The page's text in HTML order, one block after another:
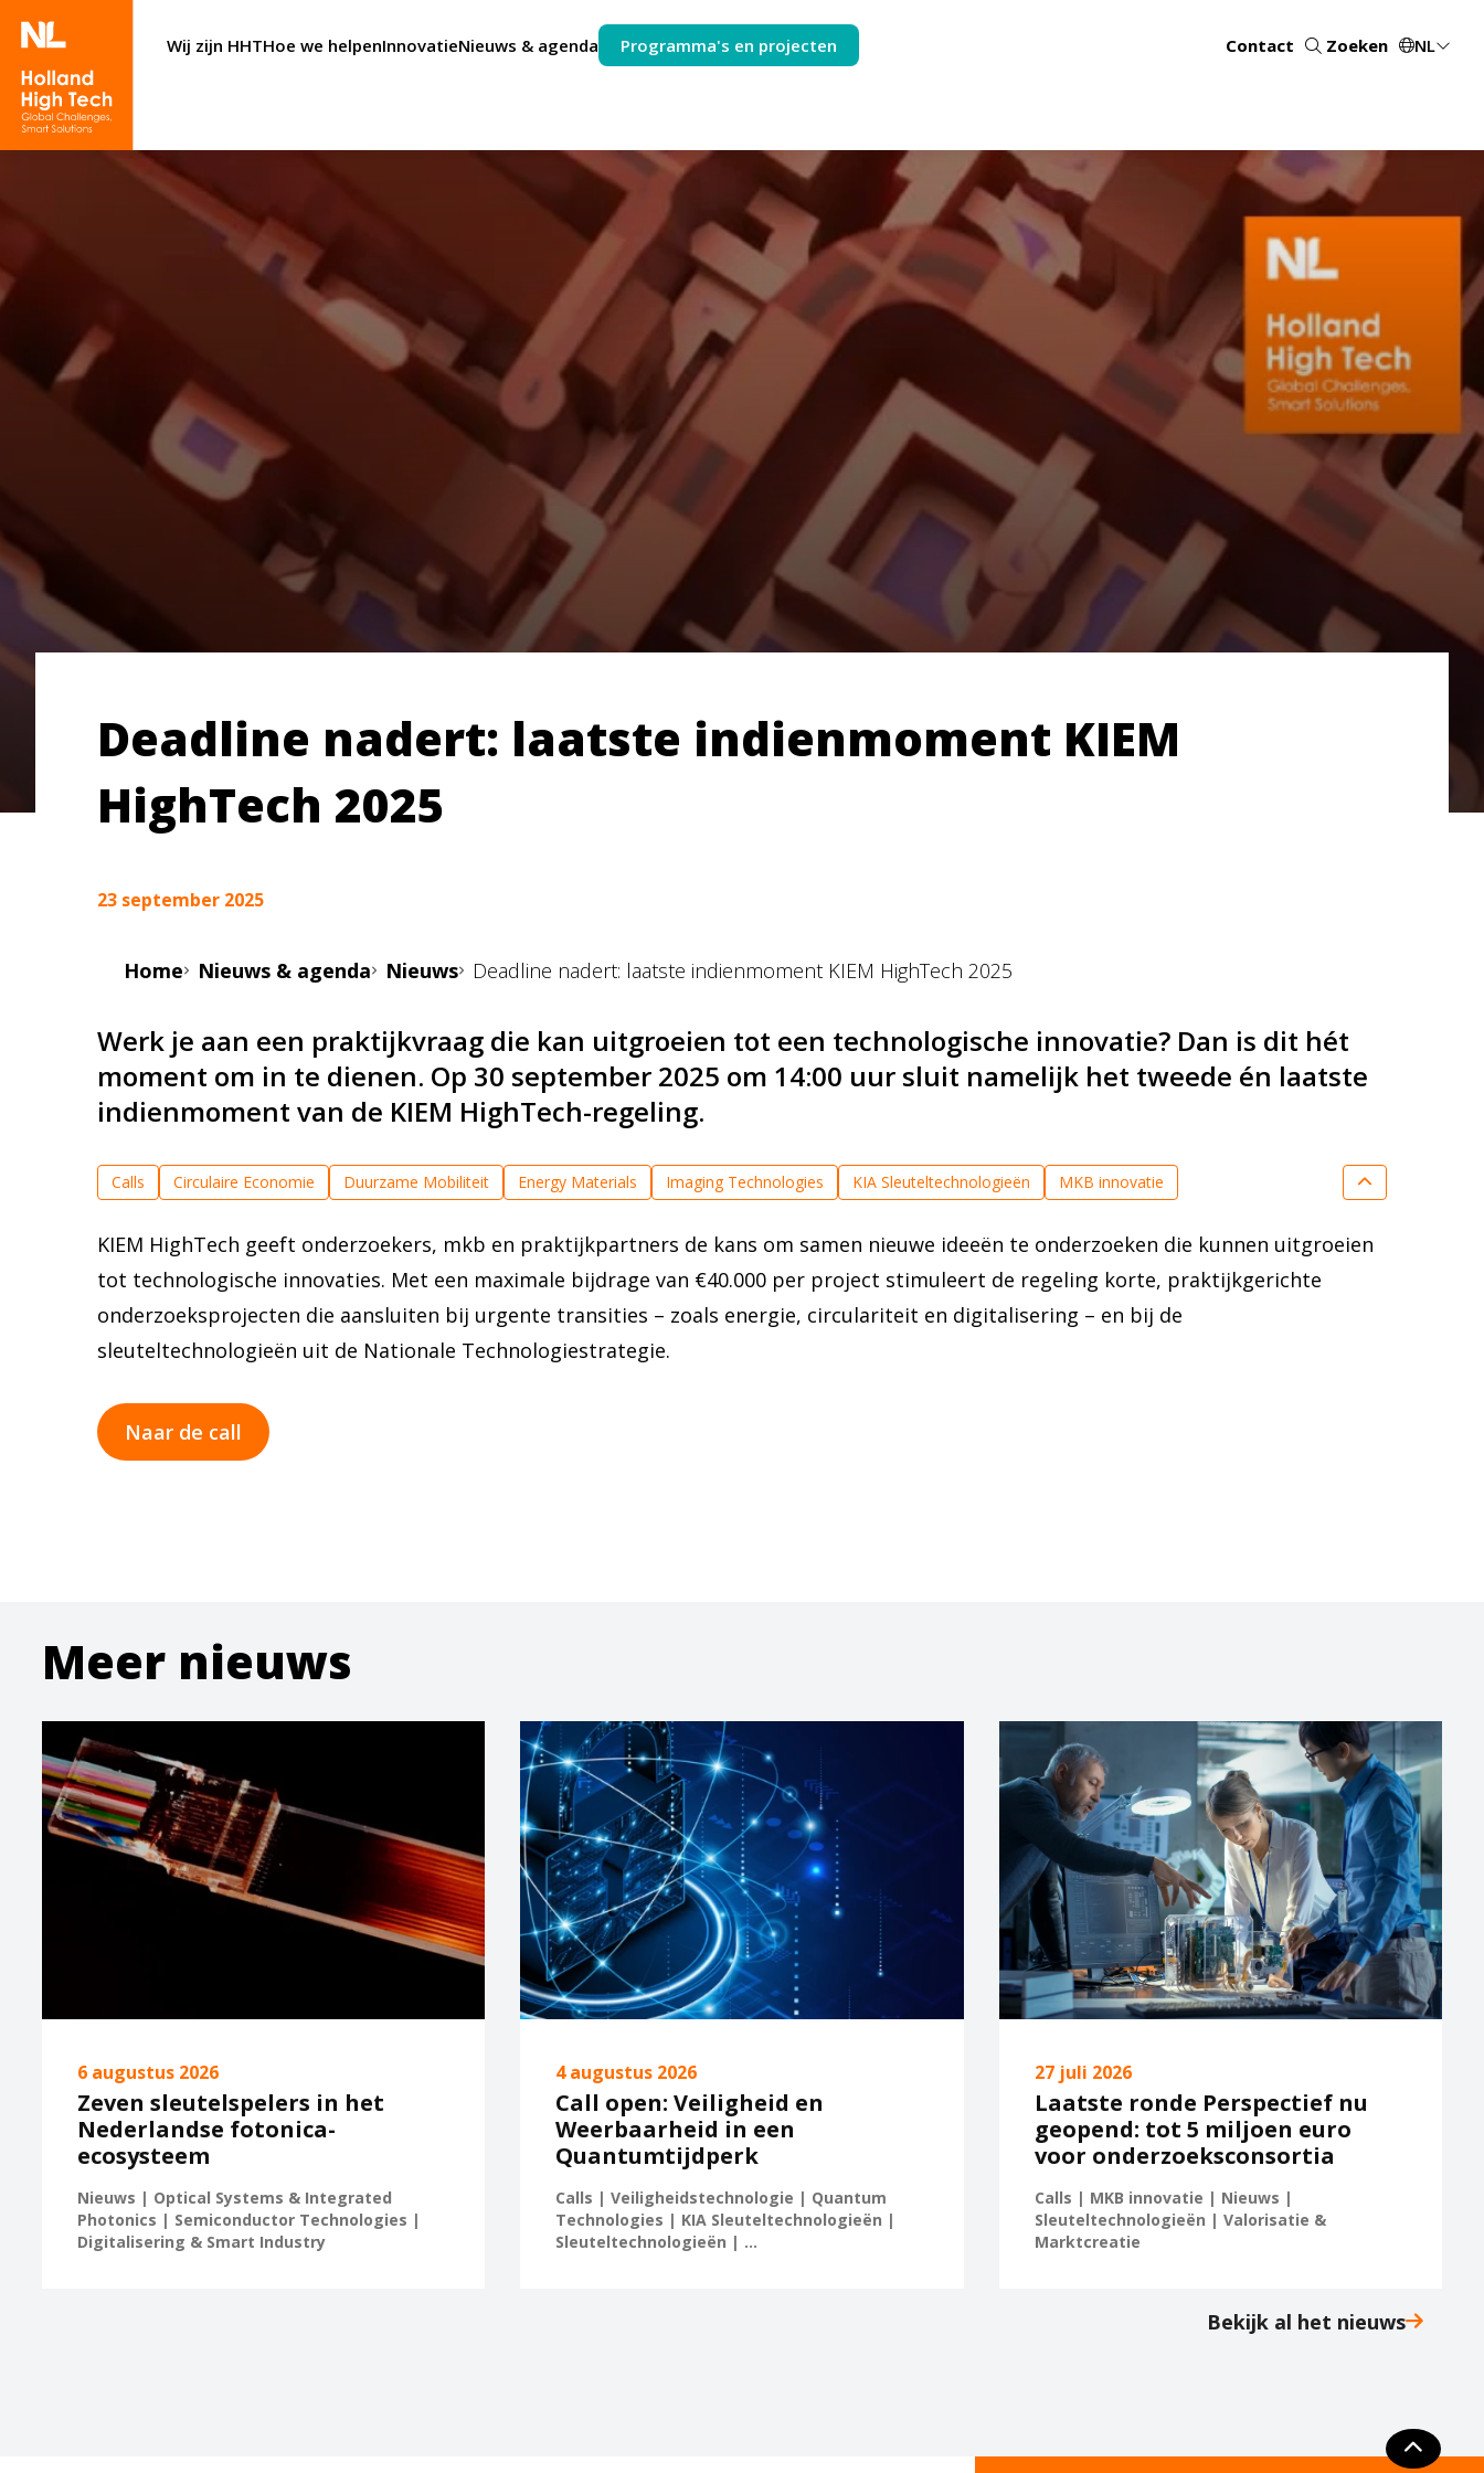
Wij zijn HHTHoe we helpenInnovatieNieuws & agenda Programma's en projecten Contact Zoeken NL
Deadline nadert: laatste indienmoment KIEM
HighTech 2025
23 september 2025
Home Nieuws & agenda Nieuws Deadline nadert: laatste indienmoment KIEM HighTech 2025
Werk je aan een praktijkvraag die kan uitgroeien tot een technologische innovatie? Dan is dit hét
moment om in te dienen. Op 30 september 2025 om 14:00 uur sluit namelijk het tweede én laatste
indienmoment van de KIEM HighTech-regeling.
Calls Circulaire Economie Duurzame Mobiliteit Energy Materials Imaging Technologies KIA Sleuteltechnologieën
MKB innovatie
Systems Engineering
Valorisatie & Marktcreatie Digitalisering & Smart Industry Circulaire economie Energietransitie
Sleuteltechnologieën
Circulaire Economie
Duurzame Mobiliteit Energy Materials Imaging Technologies
Mechatronics & Optomechatronics
Optical Systems & Integrated Photonics
Quantum Technologies Semiconductor Technologies Smart Industry Systems Engineering
KIEM HighTech geeft onderzoekers, mkb en praktijkpartners de kans om samen nieuwe ideeën te onderzoeken die kunnen uitgroeien
tot technologische innovaties. Met een maximale bijdrage van €40.000 per project stimuleert de regeling korte, praktijkgerichte
onderzoeksprojecten die aansluiten bij urgente transities – zoals energie, circulariteit en digitalisering – en bij de
sleuteltechnologieën uit de Nationale Technologiestrategie.
Naar de call
Meer nieuws
6 augustus 2026
Zeven sleutelspelers in het
Nederlandse fotonica-
ecosysteem
Nieuws | Optical Systems & Integrated
Photonics | Semiconductor Technologies |
Digitalisering & Smart Industry
4 augustus 2026
Call open: Veiligheid en
Weerbaarheid in een
Quantumtijdperk
Calls | Veiligheidstechnologie | Quantum
Technologies | KIA Sleuteltechnologieën |
Sleuteltechnologieën | ...
27 juli 2026
Laatste ronde Perspectief nu
geopend: tot 5 miljoen euro
voor onderzoeksconsortia
Calls | MKB innovatie | Nieuws |
Sleuteltechnologieën | Valorisatie &
Marktcreatie
Bekijk al het nieuws